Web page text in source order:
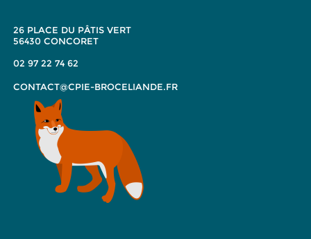
26 PLACE DU PÂTIS VERT
56430 CONCORET
02 97 22 74 62
CONTACT@CPIE-BROCELIANDE.FR